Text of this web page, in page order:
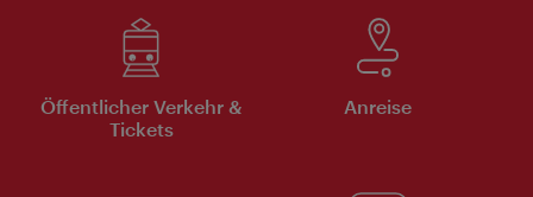
Öffentlicher Verkehr &
Tickets
Anreise